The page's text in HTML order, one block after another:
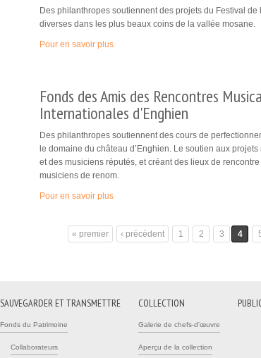
Des philanthropes soutiennent des projets du Festival de
diverses dans les plus beaux coins de la vallée mosane.
Pour en savoir plus
Fonds des Amis des Rencontres
Internationales d'Enghien
Des philanthropes soutiennent des cours de
le domaine du château d’Enghien. Le soutien aux
et des musiciens réputés, et créant des lieux de
musiciens de renom.
Pour en savoir plus
« premier ‹ précédent 1 2 3 4
SAUVEGARDER ET TRANSMETTRE
Fonds du Patrimoine
Collaborateurs
COLLECTION
Galerie de chefs-d'œuvre
Aperçu de la collection